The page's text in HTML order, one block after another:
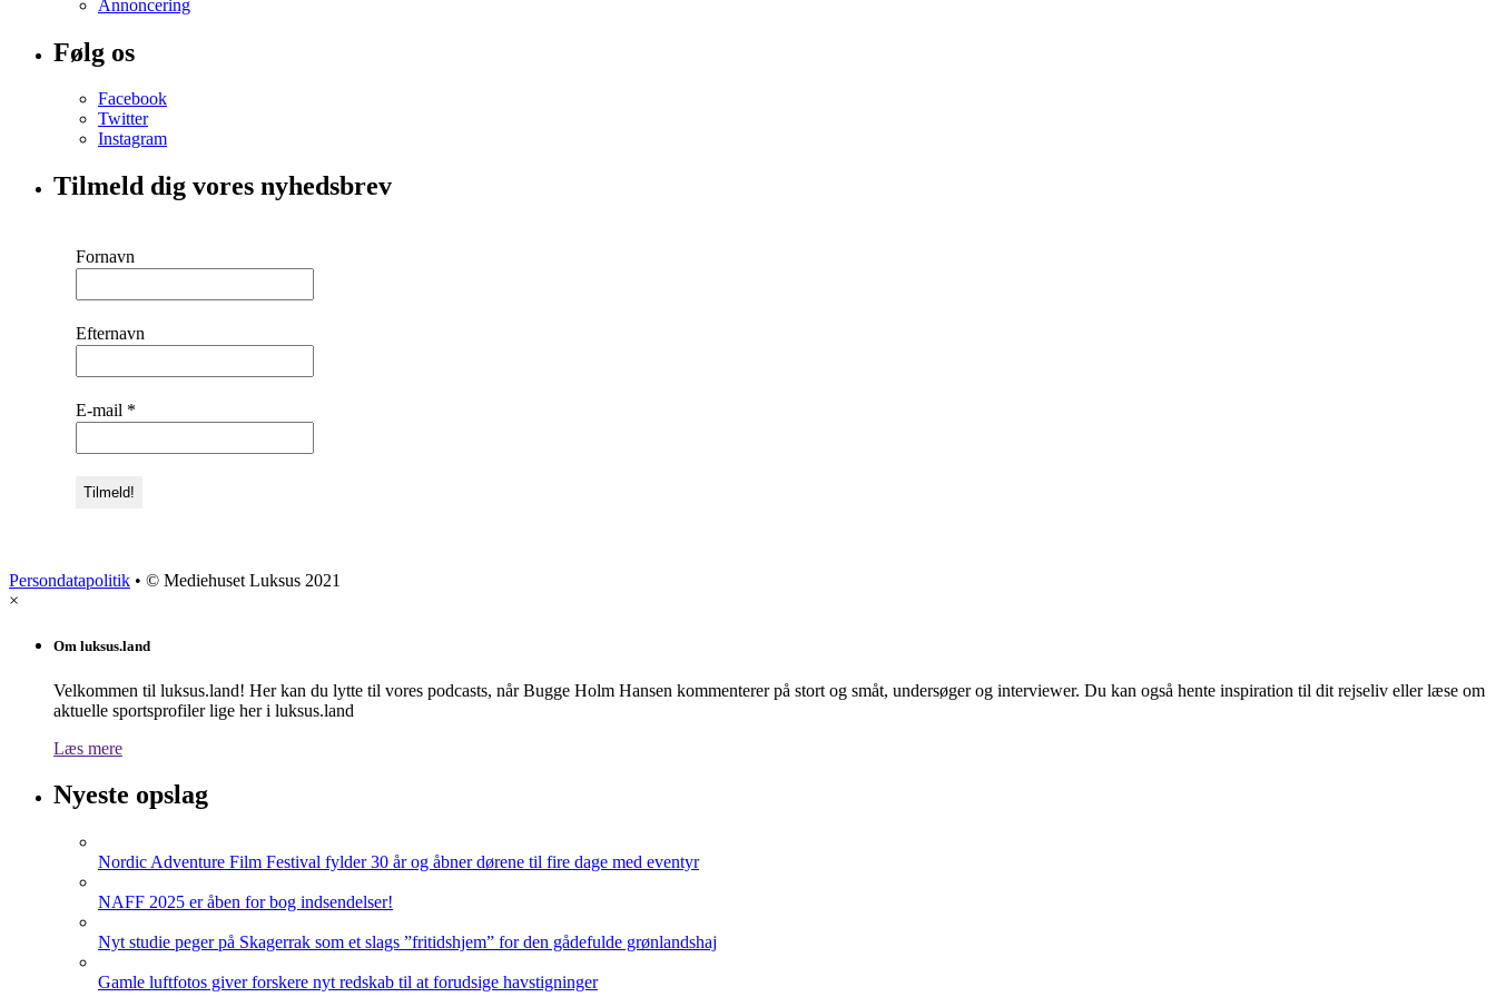
Annoncering
Følg os
Facebook
Twitter
Instagram
Tilmeld dig vores nyhedsbrev
Fornavn
Efternavn
E-mail *
Persondatapolitik • © Mediehuset Luksus 2021
×
Om luksus.land
Velkommen til luksus.land! Her kan du lytte til vores podcasts, når Bugge Holm Hansen kommenterer på stort og småt, undersøger og interviewer. Du kan også hente inspiration til dit rejseliv eller læse om
aktuelle sportsprofiler lige her i luksus.land
Læs mere
Nyeste opslag
Nordic Adventure Film Festival fylder 30 år og åbner dørene til fire dage med eventyr
NAFF 2025 er åben for bog indsendelser!
Nyt studie peger på Skagerrak som et slags ”fritidshjem” for den gådefulde grønlandshaj
Gamle luftfotos giver forskere nyt redskab til at forudsige havstigninger